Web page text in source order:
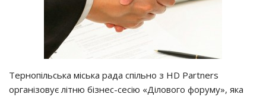
Тернопільська міська рада спільно з HD Partners
організовує літню бізнес-сесію «Ділового форуму», яка